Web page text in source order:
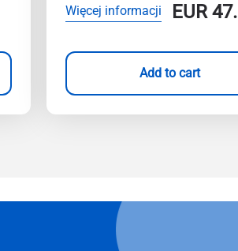
Więcej informacji EUR
Add to cart